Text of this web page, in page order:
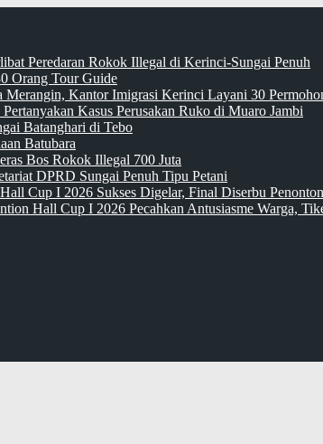
Peredaran Rokok Illegal di Kerinci-Sungai Penuh
Orang Tour Guide
Kantor Imigrasi Kerinci Layani 30
Kasus Perusakan Ruko di Muaro Jambi
Batanghari di Tebo
Batubara
Bos Rokok Illegal 700 Juta
DPRD Sungai Penuh Tipu Petani
Cup I 2026 Sukses Digelar, Final Diserbu
Hall Cup I 2026 Pecahkan Antusiasme Warga,